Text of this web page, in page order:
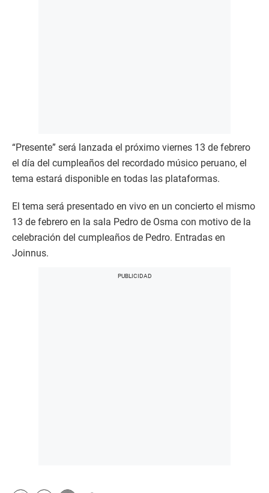
“Presente” será lanzada el próximo viernes 13 de febrero
el día del cumpleaños del recordado músico peruano, el
tema estará disponible en todas las plataformas.
El tema será presentado en vivo en un concierto el mismo
13 de febrero en la sala Pedro de Osma con motivo de la
celebración del cumpleaños de Pedro. Entradas en
Joinnus.